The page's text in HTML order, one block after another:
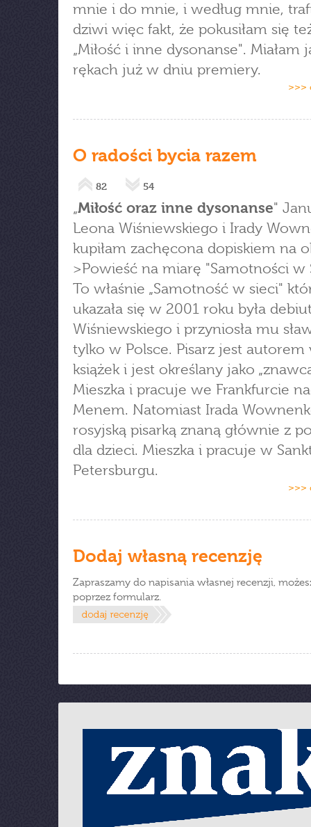
mnie i do mnie, i według mnie,
dziwi więc fakt, że pokusiłam się
„Miłość i inne dysonanse". Miałam
rękach już w dniu premiery.
>>>
O radości bycia razem
82 54
„Miłość oraz inne dysonanse"
Leona Wiśniewskiego i Irady
kupiłam zachęcona dopiskiem na
>Powieść na miarę "Samotności w
To właśnie „Samotność w sieci"
ukazała się w 2001 roku była
Wiśniewskiego i przyniosła mu
tylko w Polsce. Pisarz jest autorem
książek i jest określany jako
Mieszka i pracuje we Frankfurcie
Menem. Natomiast Irada
rosyjską pisarką znaną głównie z
dla dzieci. Mieszka i pracuje w
Petersburgu.
>>>
Dodaj własną recenzję
Zapraszamy do napisania własnej recenzji,
poprzez formularz.